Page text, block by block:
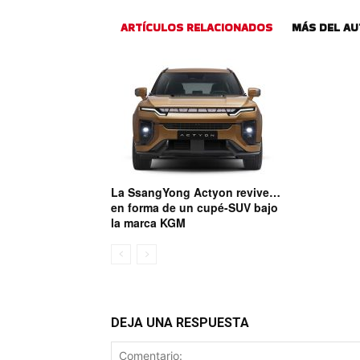
ARTÍCULOS RELACIONADOS MÁS DEL
La SsangYong Actyon revive…
en forma de un cupé-SUV bajo
la marca KGM
DEJA UNA RESPUESTA